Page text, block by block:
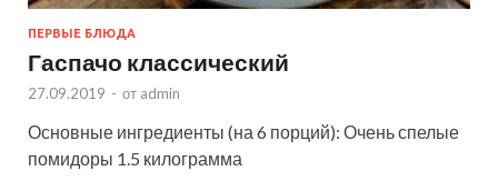
ПЕРВЫЕ БЛЮДА
Гаспачо классический
27.09.2019 - от admin
Основные ингредиенты (на 6 порций): Очень спелые
помидоры 1.5 килограмма